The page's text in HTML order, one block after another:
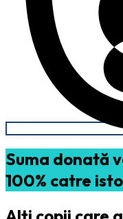
Suma donată
100% catre